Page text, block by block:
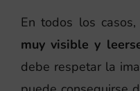
En todos los casos,
muy visible y
debe respetar la